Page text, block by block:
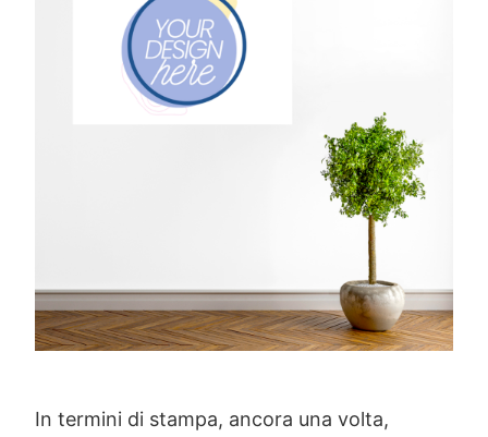
In termini di stampa, ancora una volta,